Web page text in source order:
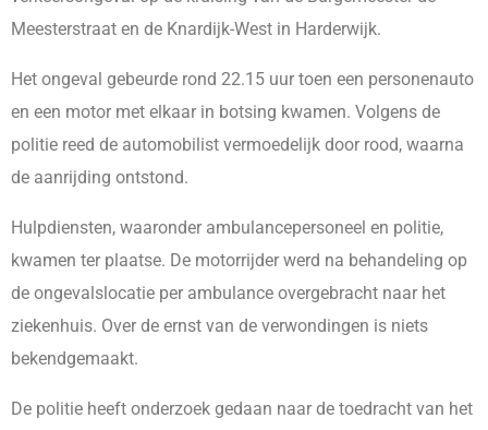
Meesterstraat en de Knardijk-West in Harderwijk.
Het ongeval gebeurde rond 22.15 uur toen een personenauto
en een motor met elkaar in botsing kwamen. Volgens de
politie reed de automobilist vermoedelijk door rood, waarna
de aanrijding ontstond.
Hulpdiensten, waaronder ambulancepersoneel en politie,
kwamen ter plaatse. De motorrijder werd na behandeling op
de ongevalslocatie per ambulance overgebracht naar het
ziekenhuis. Over de ernst van de verwondingen is niets
bekendgemaakt.
De politie heeft onderzoek gedaan naar de toedracht van het